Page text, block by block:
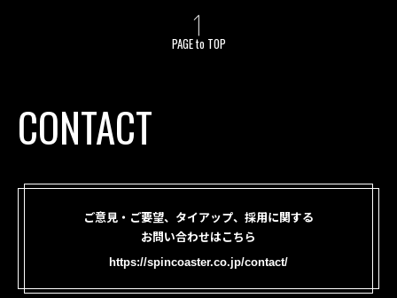
PAGE to TOP
CONTACT
ご意見・ご要望、タイアップ、採用に関する
お問い合わせはこちら
https://spincoaster.co.jp/contact/